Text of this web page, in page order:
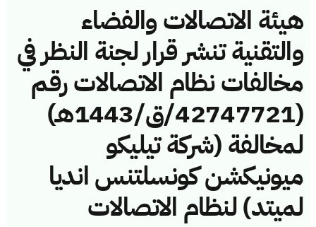
هيئة الاتصالات والفضاء
والتقنية تنشر قرار لجنة النظر في
مخالفات نظام الاتصالات رقم
(42747721/ق/1443هـ)
لمخالفة (شركة تيليكو
ميونيكشن كونسلتنس انديا
لميتد) لنظام الاتصالات